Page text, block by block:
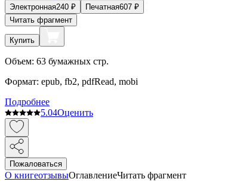
Электронная240 ₽ Печатная607 ₽
Читать фрагмент
Купить
Объем: 63 бумажных стр.
Формат: epub, fb2, pdfRead, mobi
Подробнее
5.04Оценить
Пожаловаться
О книгеотзывыОглавлениеЧитать фрагмент